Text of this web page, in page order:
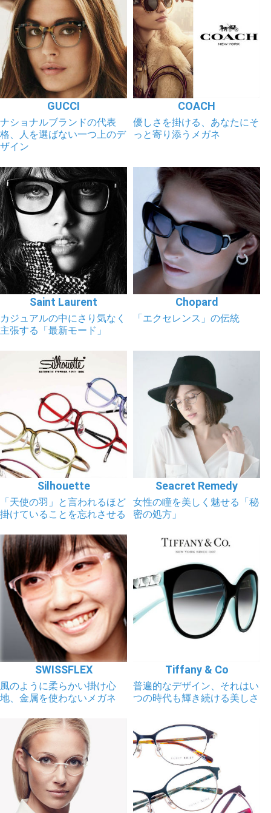
GUCCI
ナショナルブランドの代表
格、人を選ばない一つ上のデ
ザイン
COACH
優しさを掛ける、あなたにそ
っと寄り添うメガネ
Saint Laurent
カジュアルの中にさり気なく
主張する「最新モード」
Chopard
「エクセレンス」の伝統
Silhouette
「天使の羽」と言われるほど
掛けていることを忘れさせる
Seacret Remedy
女性の瞳を美しく魅せる「秘
密の処方」
SWISSFLEX
風のように柔らかい掛け心
地、金属を使わないメガネ
Tiffany & Co
普遍的なデザイン、それはい
つの時代も輝き続ける美しさ